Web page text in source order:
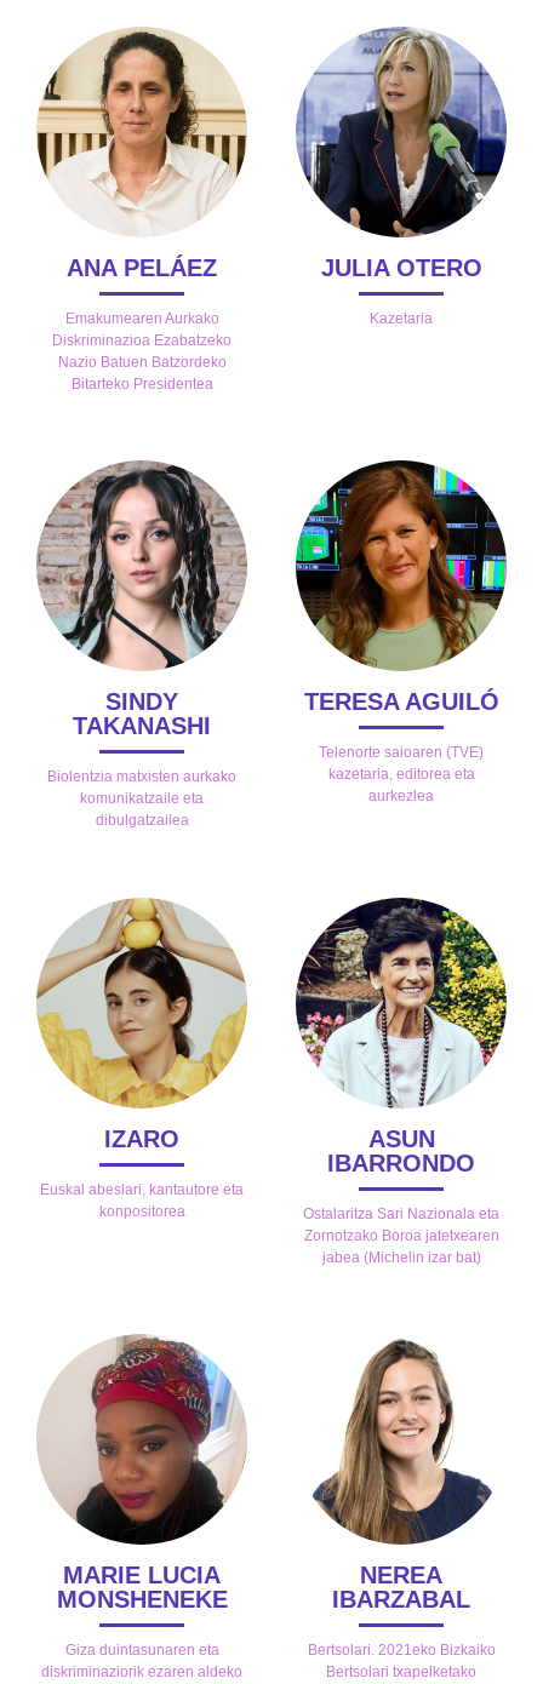
ANA PELÁEZ
Emakumearen Aurkako
Diskriminazioa Ezabatzeko
Nazio Batuen Batzordeko
Bitarteko Presidentea
JULIA OTERO
Kazetaria
SINDY
TAKANASHI
Biolentzia matxisten aurkako
komunikatzaile eta
dibulgatzailea
TERESA AGUILÓ
Telenorte saioaren (TVE)
kazetaria, editorea eta
aurkezlea
IZARO
Euskal abeslari, kantautore eta
konpositorea
ASUN
IBARRONDO
Ostalaritza Sari Nazionala eta
Zornotzako Boroa jatetxearen
jabea (Michelin izar bat)
MARIE LUCIA
MONSHENEKE
Giza duintasunaren eta
diskriminaziorik ezaren aldeko
NEREA
IBARZABAL
Bertsolari. 2021eko Bizkaiko
Bertsolari txapelketako